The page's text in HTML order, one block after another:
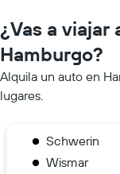
¿Vas a viajar
Hamburgo?
Alquila un auto en
lugares.
Schwerin
Wismar